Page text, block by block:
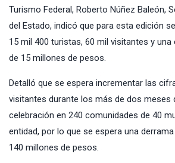
Turismo Federal, Roberto Núñez Baleón,
del Estado, indicó que para esta edición
15 mil 400 turistas, 60 mil visitantes y
de 15 millones de pesos.
Detalló que se espera incrementar las
visitantes durante los más de dos meses
celebración en 240 comunidades de 40
entidad, por lo que se espera una
140 millones de pesos.